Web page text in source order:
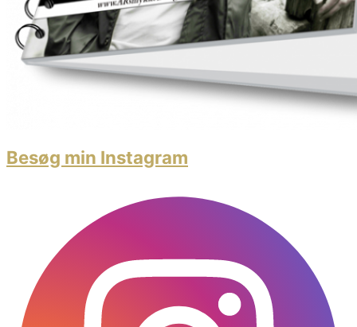
Besøg min Instagram